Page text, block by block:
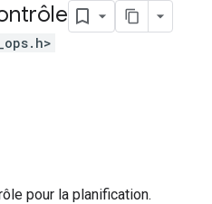
pour la planification.